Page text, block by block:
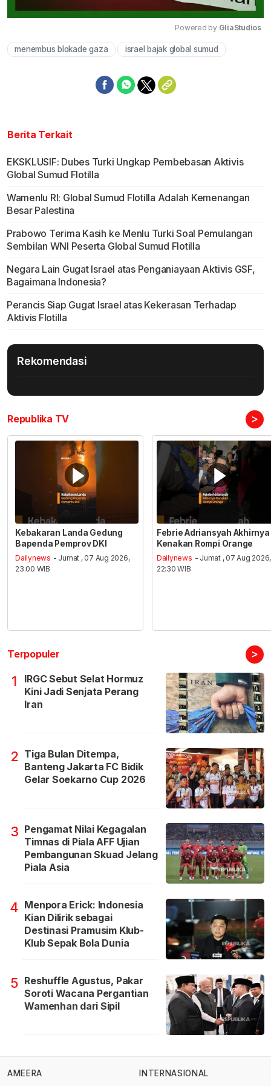
Mute
Powered by GliaStudios
menembus blokade gaza israel bajak global sumud
Berita Terkait
EKSKLUSIF: Dubes Turki Ungkap Pembebasan Aktivis
Global Sumud Flotilla
Wamenlu RI: Global Sumud Flotilla Adalah Kemenangan
Besar Palestina
Prabowo Terima Kasih ke Menlu Turki Soal Pemulangan
Sembilan WNI Peserta Global Sumud Flotilla
Negara Lain Gugat Israel atas Penganiayaan Aktivis GSF,
Bagaimana Indonesia?
Perancis Siap Gugat Israel atas Kekerasan Terhadap
Aktivis Flotilla
Rekomendasi
Republika TV >
Kebakaran Landa Gedung
Bapenda Pemprov DKI
Dailynews - Jumat , 07 Aug 2026,
23:00 WIB
Febrie Adriansyah Akhirnya
Kenakan Rompi Orange
Dailynews - Jumat , 07 Aug 2026,
22:30 WIB
Terpopuler >
1
IRGC Sebut Selat Hormuz
Kini Jadi Senjata Perang
Iran
2 Tiga Bulan Ditempa,
Banteng Jakarta FC Bidik
Gelar Soekarno Cup 2026
3 Pengamat Nilai Kegagalan
Timnas di Piala AFF Ujian
Pembangunan Skuad Jelang
Piala Asia
4 Menpora Erick: Indonesia
Kian Dilirik sebagai
Destinasi Pramusim Klub-
Klub Sepak Bola Dunia
5 Reshuffle Agustus, Pakar
Soroti Wacana Pergantian
Wamenhan dari Sipil
AMEERA
INTERNASIONAL